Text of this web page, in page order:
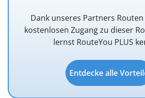
Dank unseres Partners
kostenlosen Zugang zu dieser
lernst RouteYou PLUS
Entdecke alle